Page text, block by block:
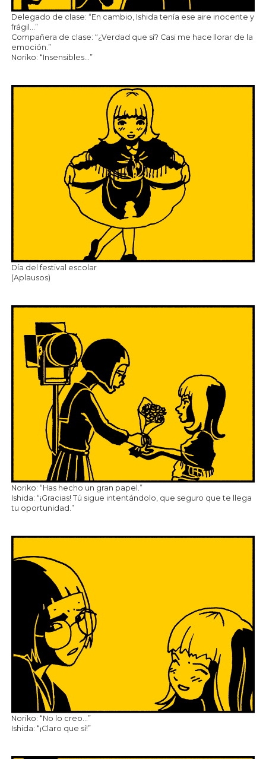
Delegado de clase: “En cambio, Ishida tenía ese aire inocente y
frágil…”
Compañera de clase: “¿Verdad que sí? Casi me hace llorar de la
emoción.”
Noriko: “Insensibles…”
Día del festival escolar
(Aplausos)
Noriko: “Has hecho un gran papel.”
Ishida: “¡Gracias! Tú sigue intentándolo, que seguro que te llega
tu oportunidad.”
Noriko: “No lo creo…”
Ishida: “¡Claro que sí!”